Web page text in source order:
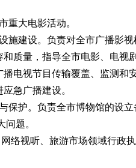
重大电影活动。
施建设。负责对全市广播影
质量，指导全市电影、电视
电视节目传输覆盖、监测和
急广播建设。
保护。负责全市博物馆的设
题。
络视听、旅游市场领域行政